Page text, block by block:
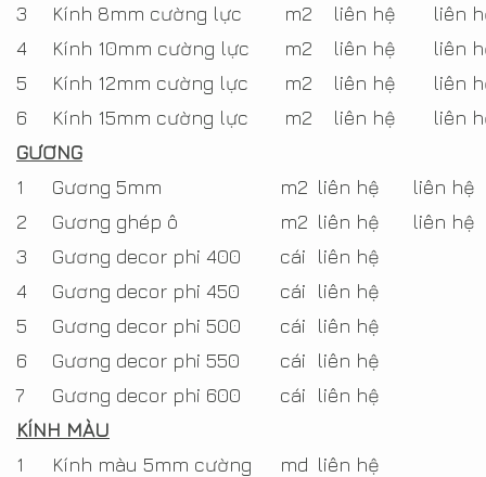
3
Kính 8mm cường lực m2 liên hệ
liên
4
Kính 10mm cường lực m2 liên hệ
liên
5
Kính 12mm cường lực m2 liên hệ
liên
6
Kính 15mm cường lực m2 liên hệ
liên
GƯƠNG
1
Gương 5mm m2 liên hệ
liên hệ
2
Gương ghép ô m2 liên hệ
liên hệ
3
Gương decor phi 400 cái
liên hệ
4
Gương decor phi 450 cái
liên hệ
5
Gương decor phi 500 cái
liên hệ
6
Gương decor phi 550 cái
liên hệ
7
Gương decor phi 600 cái
liên hệ
KÍNH MÀU
1
Kính màu 5mm cường
md liên hệ